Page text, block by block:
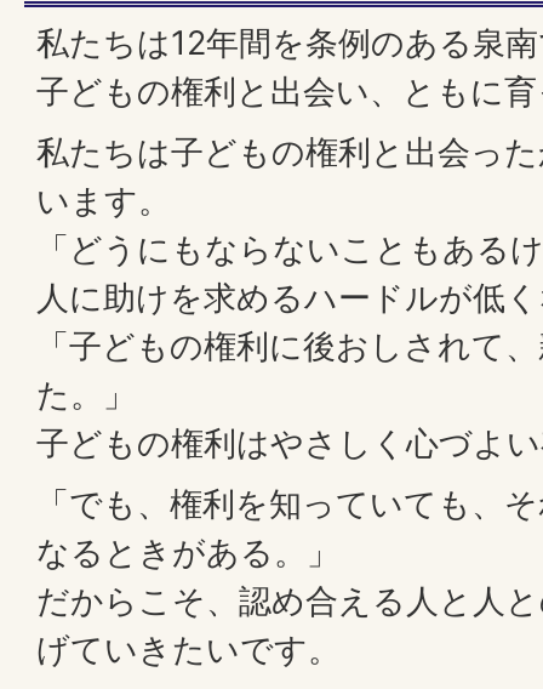
私たちは12年間を条例のある泉
子どもの権利と出会い、ともに
私たちは子どもの権利と出会っ
います。
「どうにもならないこともある
人に助けを求めるハードルが低
「子どもの権利に後おしされて
た。」
子どもの権利はやさしく心づよ
「でも、権利を知っていても、
なるときがある。」
だからこそ、認め合える人と人
げていきたいです。